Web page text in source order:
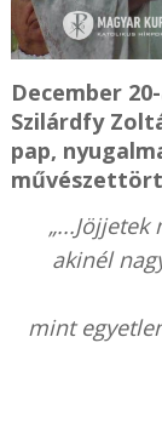
December
Szilárdfy
pap,
„...Jöjjetek
akinél
mint